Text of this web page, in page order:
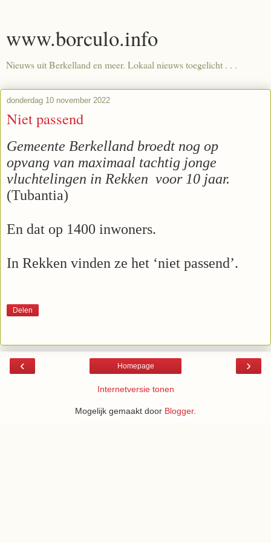
www.borculo.info
Nieuws uit Berkelland en meer. Lokaal nieuws toegelicht . . .
donderdag 10 november 2022
Niet passend
Gemeente Berkelland broedt nog op
opvang van maximaal tachtig jonge
vluchtelingen in Rekken voor 10 jaar.
(Tubantia)
En dat op 1400 inwoners.
In Rekken vinden ze het ‘niet passend’.
Delen
‹ ›
Homepage
Internetversie tonen
Mogelijk gemaakt door Blogger.